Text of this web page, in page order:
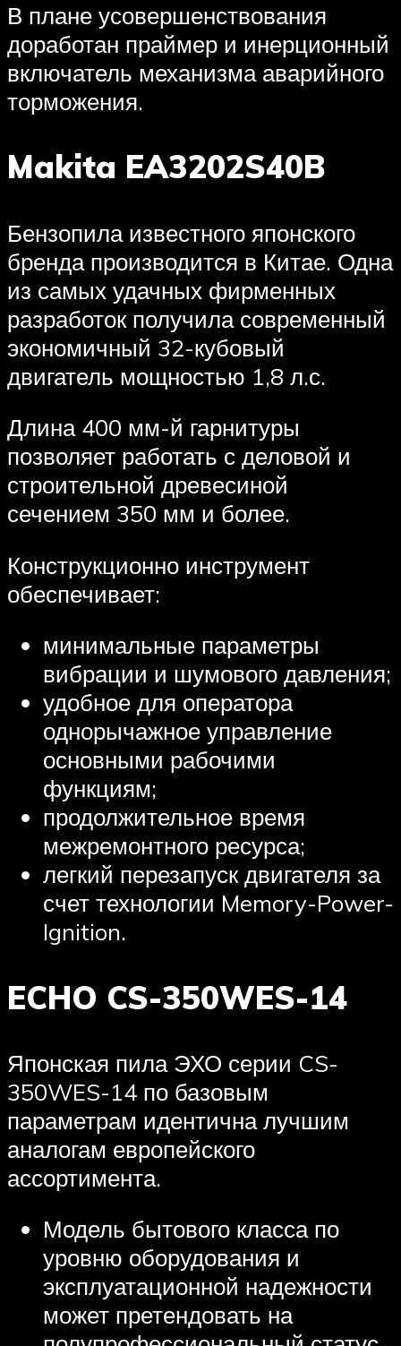
В плане усовершенствования
доработан праймер и инерционный
включатель механизма аварийного
торможения.
Makita EA3202S40B
Бензопила известного японского
бренда производится в Китае. Одна
из самых удачных фирменных
разработок получила современный
экономичный 32-кубовый
двигатель мощностью 1,8 л.с.
Длина 400 мм-й гарнитуры
позволяет работать с деловой и
строительной древесиной
сечением 350 мм и более.
Конструкционно инструмент
обеспечивает:
минимальные параметры
вибрации и шумового давления;
удобное для оператора
однорычажное управление
основными рабочими
функциям;
продолжительное время
межремонтного ресурса;
легкий перезапуск двигателя за
счет технологии Memory-Power-
Ignition.
ECHO CS-350WES-14
Японская пила ЭХО серии CS-
350WES-14 по базовым
параметрам идентична лучшим
аналогам европейского
ассортимента.
Модель бытового класса по
уровню оборудования и
эксплуатационной надежности
может претендовать на